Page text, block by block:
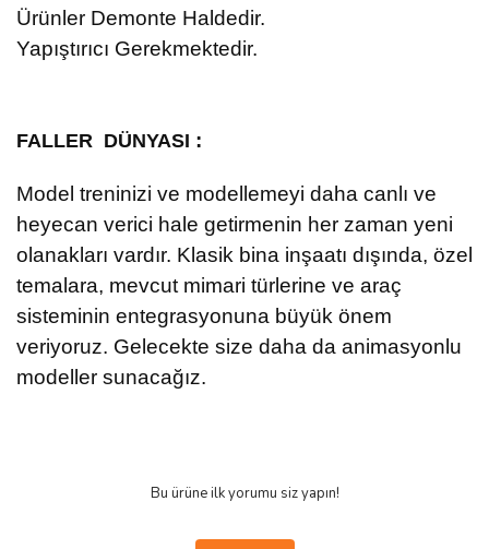
Ürünler Demonte Haldedir.
Yapıştırıcı Gerekmektedir.
FALLER DÜNYASI :
Model treninizi ve modellemeyi daha canlı ve
heyecan verici hale getirmenin her zaman yeni
olanakları vardır. Klasik bina inşaatı dışında, özel
temalara, mevcut mimari türlerine ve araç
sisteminin entegrasyonuna büyük önem
veriyoruz. Gelecekte size daha da animasyonlu
modeller sunacağız.
Bu ürüne ilk yorumu siz yapın!